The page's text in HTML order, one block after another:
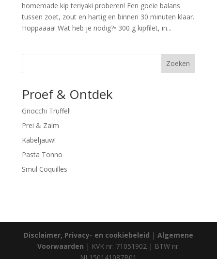
homemade kip teriyaki proberen! Een goeie balans
tussen zoet, zout en hartig en binnen 30 minuten klaar.
Hoppaaaa! Wat heb je nodig?• 300 g kipfilet, in...
Zoeken
Proef & Ontdek
Gnocchi Truffel!
Prei & Zalm
Kabeljauw!
Pasta Tonno
Smul Coquilles
Disclaimer, Privacy- en cookiebeleid | Algemene
Voorwaarden | KVK nr: 71051902 | BTW nr:
NL150141087B01